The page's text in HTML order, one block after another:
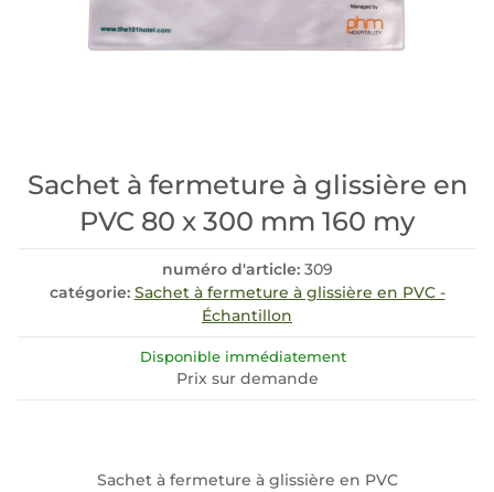
Sachet à fermeture à glissière en PVC
Sachet à fermeture à glissière en
PVC 80 x 300 mm 160 my
numéro d'article: 309
catégorie: Sachet à fermeture à glissière en PVC -
Échantillon
Disponible immédiatement
Prix sur demande